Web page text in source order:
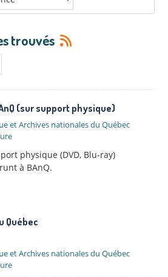
trouvés
(sur support physique)
et Archives nationales du Québec
physique (DVD, Blu-ray)
à BAnQ.
Québec
et Archives nationales du Québec